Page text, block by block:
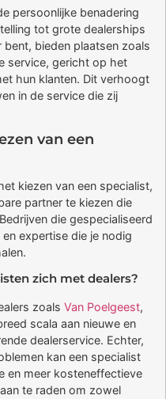
persoonlijke benadering
tot grote dealerships
bieden plaatsen zoals
service, gericht op het
hun klanten. Dit verhoogt
in de service die zij
van een
kiezen van een specialist,
partner te kiezen die
die gespecialiseerd
en expertise die je nodig
zich met dealers?
zoals Van Poelgeest,
scala aan nieuwe en
dealerservice. Echter,
kan een specialist
en meer kosteneffectieve
te raden om zowel